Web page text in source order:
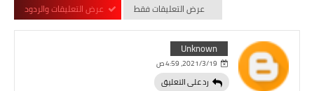
عرض التعليقات فقط
عرض التعليقات والردود
Unknown
19‏/3‏/2021، 4:59 ص
رد على التعليق